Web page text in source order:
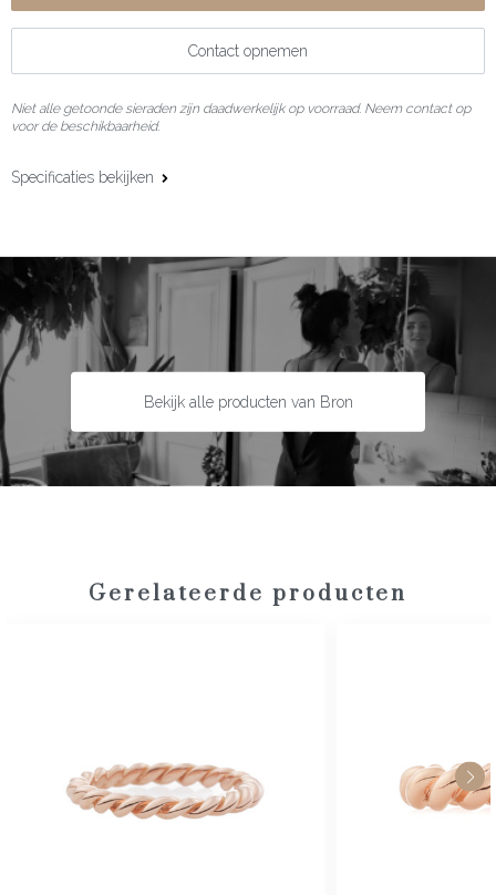
Contact opnemen
Niet alle getoonde sieraden zijn daadwerkelijk op voorraad. Neem contact op
voor de beschikbaarheid.
Specificaties bekijken
Maat:
54
Bekijk alle producten van Bron
Gerelateerde producten